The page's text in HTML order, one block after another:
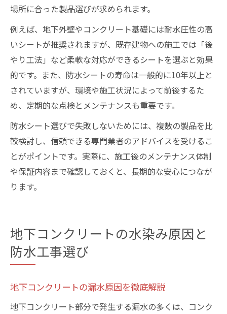
場所に合った製品選びが求められます。
例えば、地下外壁やコンクリート基礎には耐水圧性の高
いシートが推奨されますが、既存建物への施工では「後
やり工法」など柔軟な対応ができるシートを選ぶと効果
的です。また、防水シートの寿命は一般的に10年以上と
されていますが、環境や施工状況によって前後するた
め、定期的な点検とメンテナンスも重要です。
防水シート選びで失敗しないためには、複数の製品を比
較検討し、信頼できる専門業者のアドバイスを受けるこ
とがポイントです。実際に、施工後のメンテナンス体制
や保証内容まで確認しておくと、長期的な安心につなが
ります。
地下コンクリートの水染み原因と
防水工事選び
地下コンクリートの漏水原因を徹底解説
地下コンクリート部分で発生する漏水の多くは、コンク